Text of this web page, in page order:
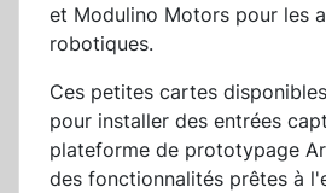
et Modulino Motors pour les
robotiques.
Ces petites cartes
pour installer des entrées
plateforme de prototypage
des fonctionnalités prêtes à